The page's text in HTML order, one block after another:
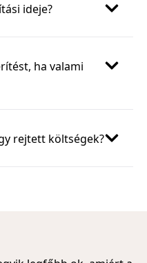
ideje?
ha valami
rejtett költségek?